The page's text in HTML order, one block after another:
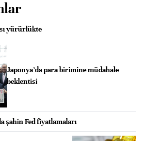
yürürlükte
Japonya’da para birimine müdahale
beklentisi
şahin Fed fiyatlamaları